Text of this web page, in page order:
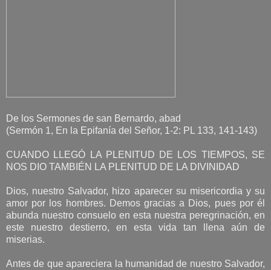
De los Sermones de san Bernardo, abad
(Sermón 1, En la Epifanía del Señor, 1-2: PL 133, 141-143)
CUANDO LLEGÓ LA PLENITUD DE LOS TIEMPOS, SE
NOS DIO TAMBIÉN LA PLENITUD DE LA DIVINIDAD
Dios, nuestro Salvador, hizo aparecer su misericordia y su
amor por los hombres. Demos gracias a Dios, pues por él
abunda nuestro consuelo en esta nuestra peregrinación, en
este nuestro destierro, en esta vida tan llena aún de
miserias.
Antes de que apareciera la humanidad de nuestro Salvador,